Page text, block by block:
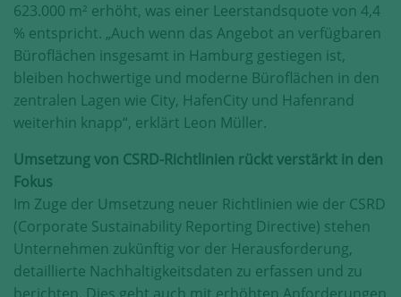
623.000 m² erhöht, was einer Leerstandsquote von 4,4
% entspricht. „Auch wenn das Angebot an verfügbaren
Büroflächen insgesamt in Hamburg gestiegen ist,
bleiben hochwertige und moderne Büroflächen in den
zentralen Lagen wie City, HafenCity und Hafenrand
weiterhin knapp“, erklärt Leon Müller.
Umsetzung von CSRD-Richtlinien rückt verstärkt in den
Fokus
Im Zuge der Umsetzung neuer Richtlinien wie der CSRD
(Corporate Sustainability Reporting Directive) stehen
Unternehmen zukünftig vor der Herausforderung,
detaillierte Nachhaltigkeitsdaten zu erfassen und zu